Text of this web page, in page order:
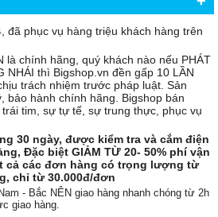
đã phục vụ hàng triệu khách hàng trên
là chính hãng, quý khách nào nếu PHÁT
NHÁI thì Bigshop.vn đền gấp 10 LẦN
trách nhiệm trước pháp luật. Sản
bảo hành chính hãng. Bigshop bán
tim, sự tự tế, sự trung thực, phục vụ
30 ngày, được kiểm tra và cắm điện
Đặc biệt GIẢM TỪ 20- 50% phí vận
cả các đơn hàng có trọng lượng từ
chỉ từ 30.000đ/đơn
- Bắc NÊN giao hàng nhanh chóng từ 2h
giao hàng.